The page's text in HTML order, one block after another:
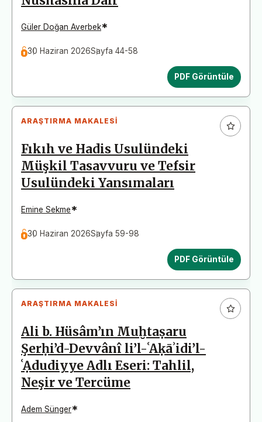
Güler Doğan Averbek*
30 Haziran 2026Sayfa 44-58
PDF Görüntüle
ARAŞTIRMA MAKALESI
Fıkıh ve Hadis Usulündeki
Müşkil Tasavvuru ve Tefsir
Usulündeki Yansımaları
Emine Sekme*
30 Haziran 2026Sayfa 59-98
PDF Görüntüle
ARAŞTIRMA MAKALESI
Ali b. Hüsâm’ın Muḫtaṣaru
Şerḥi’d-Devvânî li’l-ʿAḳāʾidi’l-
ʿẠdudiyye Adlı Eseri: Tahlil,
Neşir ve Tercüme
Adem Sünger*